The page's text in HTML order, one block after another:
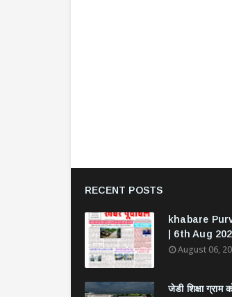
RECENT POSTS
khabare
| 6th Aug
August 06,
जेडी शिक्षा ग्राम